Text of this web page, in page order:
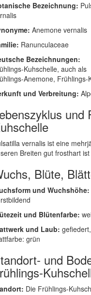
Bezeichnung:
Anemone vernalis
Ranunculaceae
Bezeichnungen:
Kuhschelle, auch als
Anemone,
und Verbreitung:
und
vernalis ist eine
Breiten gut frosthart
Blüte,
und Wuchshöhe:
und Blütenfarbe:
und Laub:
grün
und
Die Frühlings-